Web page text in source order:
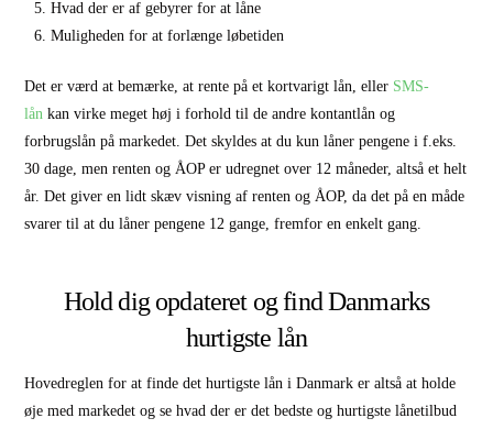
Hvad der er af gebyrer for at låne
Muligheden for at forlænge løbetiden
Det er værd at bemærke, at rente på et kortvarigt lån, eller SMS-
lån kan virke meget høj i forhold til de andre kontantlån og
forbrugslån på markedet. Det skyldes at du kun låner pengene i f.eks.
30 dage, men renten og ÅOP er udregnet over 12 måneder, altså et helt
år. Det giver en lidt skæv visning af renten og ÅOP, da det på en måde
svarer til at du låner pengene 12 gange, fremfor en enkelt gang.
Hold dig opdateret og find Danmarks
hurtigste lån
Hovedreglen for at finde det hurtigste lån i Danmark er altså at holde
øje med markedet og se hvad der er det bedste og hurtigste lånetilbud